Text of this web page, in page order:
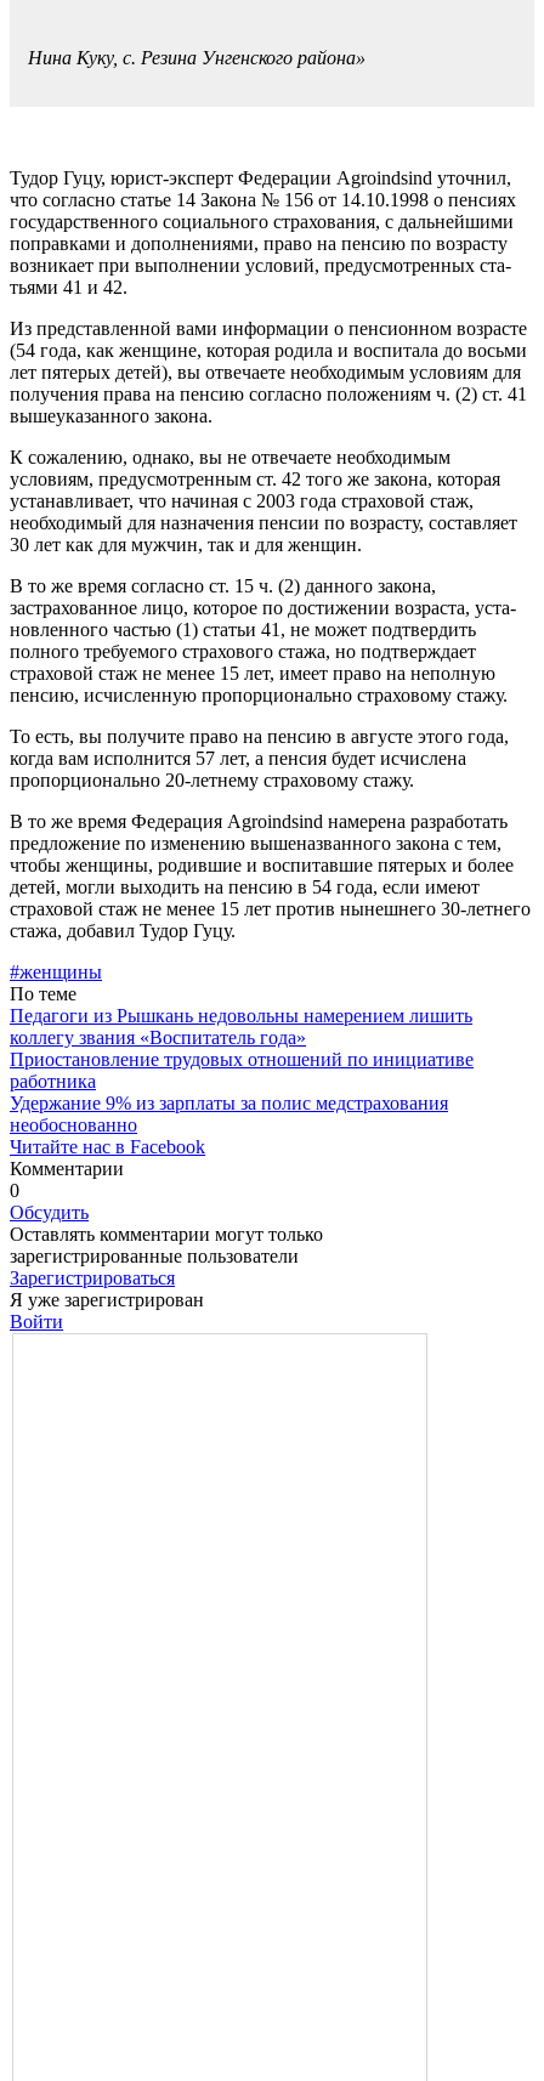
Нина Куку, с. Резина Унгенского района»
Тудор Гуцу, юрист-эксперт Федера­ции Agroindsind уточнил,
что согласно статье 14 Закона № 156 от 14.10.1998 о пенсиях
государственного социального страхования, с дальнейшими
поправ­ками и дополнениями, право на пен­сию по возрасту
возникает при выпол­нении условий, предусмотренных ста­
тьями 41 и 42.
Из представленной вами информа­ции о пенсионном возрасте
(54 года, как женщине, которая родила и воспи­тала до восьми
лет пятерых детей), вы отвечаете необходимым условиям для
получения права на пенсию согласно положениям ч. (2) ст. 41
вышеуказан­ного закона.
К сожалению, однако, вы не отвеча­ете необходимым
условиям, предусмо­тренным ст. 42 того же закона, которая
устанавливает, что начиная с 2003 года страховой стаж,
необходимый для назначения пенсии по возрасту, состав­ляет
30 лет как для мужчин, так и для женщин.
В то же время согласно ст. 15 ч. (2) данного закона,
застрахованное лицо, которое по достижении возраста, уста­
новленного частью (1) статьи 41, не мо­жет подтвердить
полного требуемо­го страхового стажа, но подтвержда­ет
страховой стаж не менее 15 лет, име­ет право на неполную
пенсию, исчис­ленную пропорционально страховому стажу.
То есть, вы получите право на пен­сию в августе этого года,
когда вам ис­полнится 57 лет, а пенсия будет исчис­лена
пропорционально 20-летнему страховому стажу.
В то же время Федерация Agroindsind намерена разработать
предложение по изменению вышеназванного закона с тем,
чтобы женщины, родившие и вос­питавшие пятерых и более
детей, мог­ли выходить на пенсию в 54 года, если имеют
страховой стаж не менее 15 лет против нынешнего 30-летнего
стажа, добавил Тудор Гуцу.
#женщины
По теме
Педагоги из Рышкань недовольны намерением лишить
коллегу звания «Воспитатель года»
Приостановление трудовых отношений по инициативе
работника
Удержание 9% из зарплаты за полис медстрахования
необоснованно
Читайте нас в Facebook
Комментарии
0
Обсудить
Оставлять комментарии могут только
зарегистрированные пользователи
Зарегистрироваться
Я уже зарегистрирован
Войти